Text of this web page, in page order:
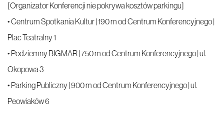
[Organizator Konferencji nie pokrywa kosztów parkingu]
• Centrum Spotkania Kultur | 190 m od Centrum Konferencyjnego |
Plac Teatralny 1
• Podziemny BIGMAR | 750 m od Centrum Konferencyjnego | ul.
Okopowa 3
• Parking Publiczny | 900 m od Centrum Konferencyjnego | ul.
Peowiaków 6